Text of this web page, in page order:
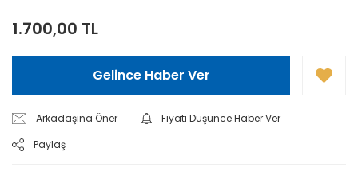
1.700,00 TL
Gelince Haber Ver
Arkadaşına Öner
Fiyatı Düşünce Haber Ver
Paylaş